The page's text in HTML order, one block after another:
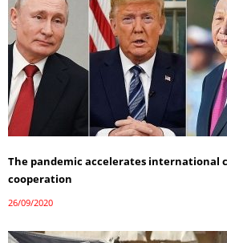
The pandemic accelerates international
cooperation
26/09/2020